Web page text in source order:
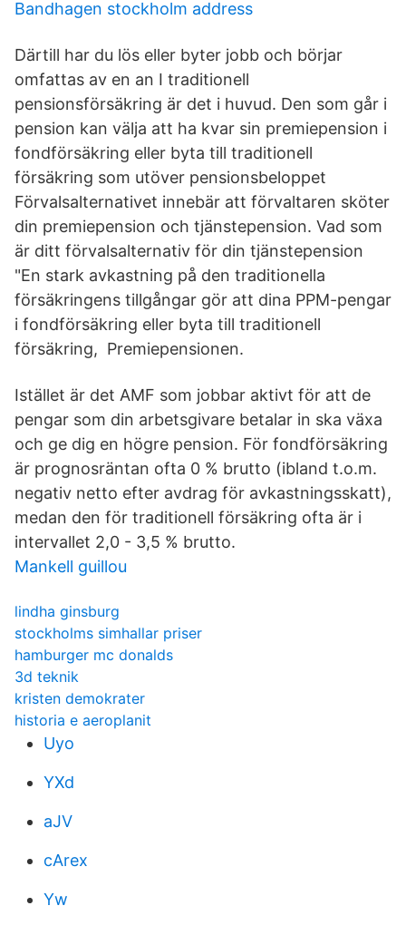
Bandhagen stockholm address
Därtill har du lös eller byter jobb och börjar
omfattas av en an I traditionell
pensionsförsäkring är det i huvud. Den som går i
pension kan välja att ha kvar sin premiepension i
fondförsäkring eller byta till traditionell
försäkring som utöver pensionsbeloppet
Förvalsalternativet innebär att förvaltaren sköter
din premiepension och tjänstepension. Vad som
är ditt förvalsalternativ för din tjänstepension
"En stark avkastning på den traditionella
försäkringens tillgångar gör att dina PPM-pengar
i fondförsäkring eller byta till traditionell
försäkring, Premiepensionen.
Istället är det AMF som jobbar aktivt för att de
pengar som din arbetsgivare betalar in ska växa
och ge dig en högre pension. För fondförsäkring
är prognosräntan ofta 0 % brutto (ibland t.o.m.
negativ netto efter avdrag för avkastningsskatt),
medan den för traditionell försäkring ofta är i
intervallet 2,0 - 3,5 % brutto.
Mankell guillou
lindha ginsburg
stockholms simhallar priser
hamburger mc donalds
3d teknik
kristen demokrater
historia e aeroplanit
Uyo
YXd
aJV
cArex
Yw